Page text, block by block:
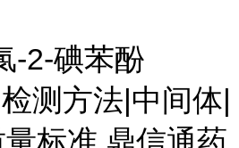
-2-碘苯酚
测方法|中间体|
标准 鼎信通药